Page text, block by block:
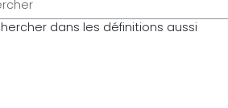
dans les définitions aussi